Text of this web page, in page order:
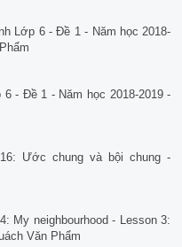
Lớp 6 - Đề 1 - Năm học 2018-
- Đề 1 - Năm học 2018-2019 -
Ước chung và bội chung -
My neighbourhood - Lesson 3:
Văn Phẩm